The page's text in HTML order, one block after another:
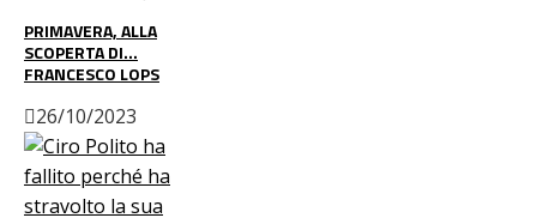
PRIMAVERA, ALLA
SCOPERTA DI…
FRANCESCO LOPS
26/10/2023